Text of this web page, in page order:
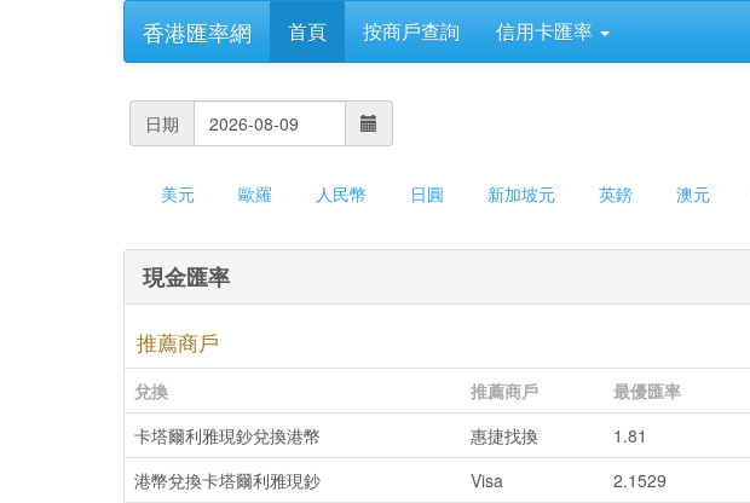
香港匯率網 首頁 按商戶查詢 信用卡匯率
日期
美元 歐羅 人民幣 日圓 新加坡元 英鎊 澳元
現金匯率
推薦商戶
兌換 推薦商戶 最優匯率
卡塔爾利雅現鈔兌換港幣
惠捷找換 1.81
港幣兌換卡塔爾利雅現鈔
Visa 2.1529